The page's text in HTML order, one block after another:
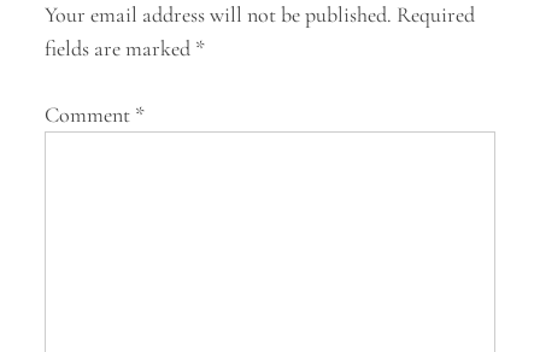
g
t
Your email address will not be published. Required
fields are marked *
Comment *